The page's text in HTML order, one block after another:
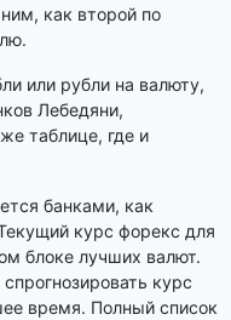
как второй по
или рубли на валюту,
Лебедяни,
таблице, где и
банками, как
курс форекс для
блоке лучших валют.
курс
время. Полный список